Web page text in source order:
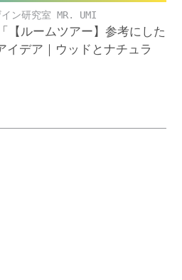
イン研究室 MR. UMI
【ルームツアー】参考にした
イデア｜ウッドとナチュラ